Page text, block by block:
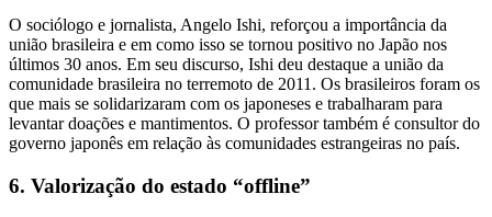
O sociólogo e jornalista, Angelo Ishi, reforçou a importância da
união brasileira e em como isso se tornou positivo no Japão nos
últimos 30 anos. Em seu discurso, Ishi deu destaque a união da
comunidade brasileira no terremoto de 2011. Os brasileiros foram os
que mais se solidarizaram com os japoneses e trabalharam para
levantar doações e mantimentos. O professor também é consultor do
governo japonês em relação às comunidades estrangeiras no país.
6. Valorização do estado “offline”